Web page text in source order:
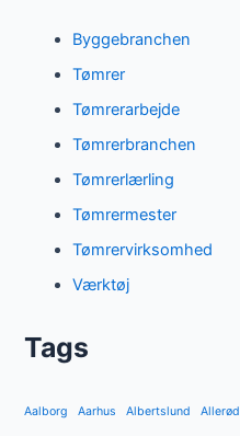
Byggebranchen
Tømrer
Tømrerarbejde
Tømrerbranchen
Tømrerlærling
Tømrermester
Tømrervirksomhed
Værktøj
Tags
Aalborg Aarhus Albertslund Allerød